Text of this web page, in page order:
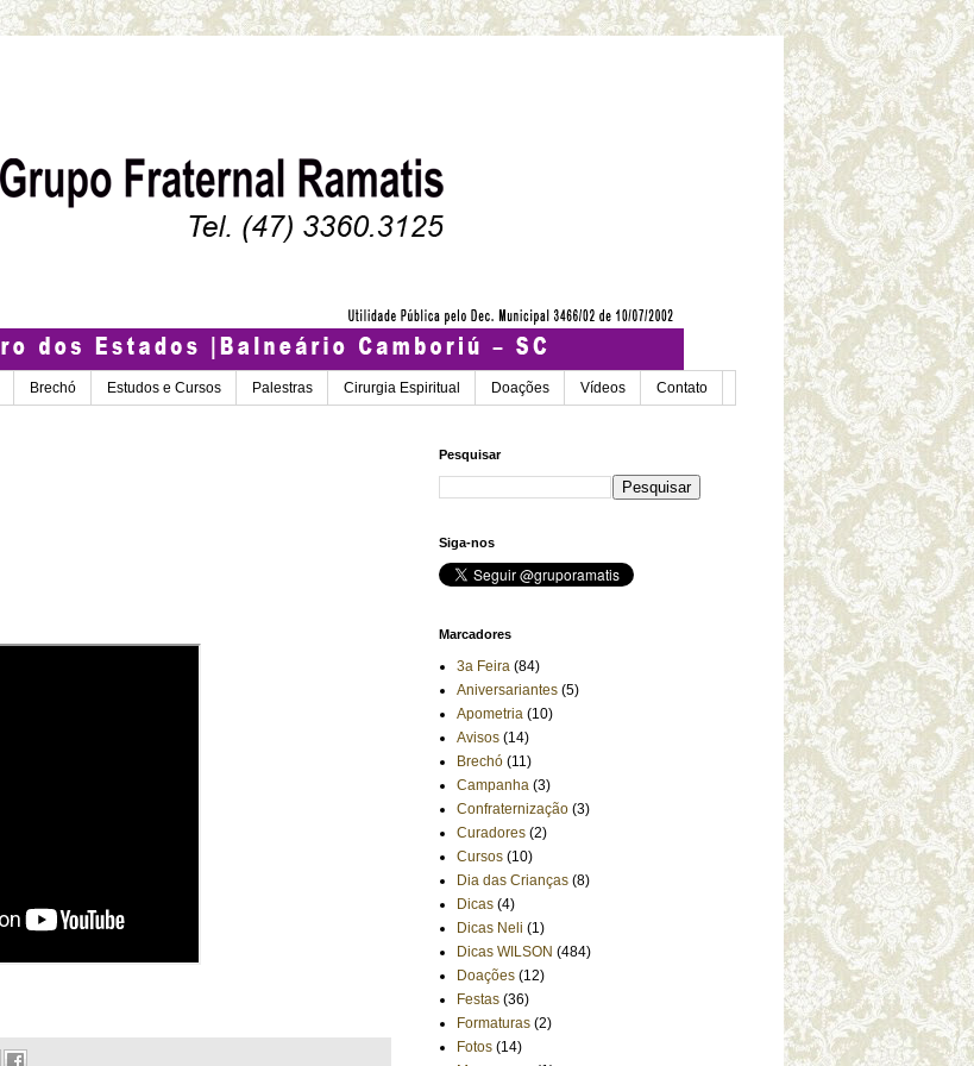
Brechó Estudos e Cursos Palestras Cirurgia Espiritual Doações Vídeos Contato
Pesquisar
Siga-nos
Marcadores
3a Feira (84)
Aniversariantes (5)
Apometria (10)
Avisos (14)
Brechó (11)
Campanha (3)
Confraternização (3)
Curadores (2)
Cursos (10)
Dia das Crianças (8)
Dicas (4)
Dicas Neli (1)
Dicas WILSON (484)
Doações (12)
Festas (36)
Formaturas (2)
Fotos (14)